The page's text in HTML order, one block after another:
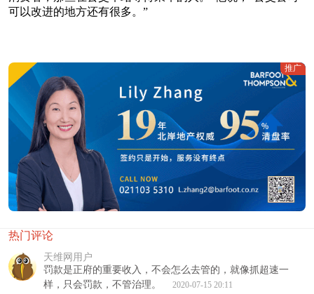
可以改进的地方还有很多。”
推广
热门评论
天维网用户
罚款是正府的重要收入，不会怎么去管的，就像抓超速一
样，只会罚款，不管治理。
2020-07-15 20:11